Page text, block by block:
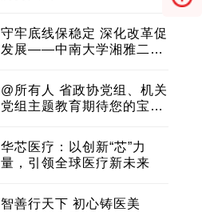
守牢底线保稳定 深化改革促
发展——中南大学湘雅二医
@所有人 省政协党组、机关
党组主题教育期待您的宝贵
华芯医疗：以创新“芯”力
量，引领全球医疗新未来
智善行天下 初心铸医美